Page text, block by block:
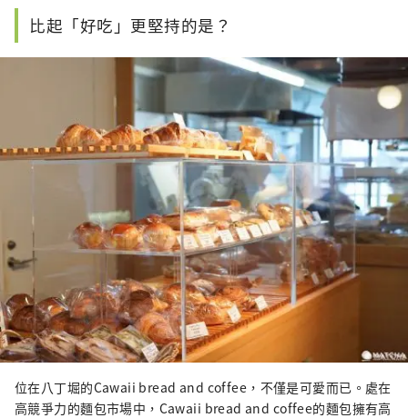
比起「好吃」更堅持的是？
位在八丁堀的Cawaii bread and coffee，不僅是可愛而已。處在
高競爭力的麵包市場中，Cawaii bread and coffee的麵包擁有高